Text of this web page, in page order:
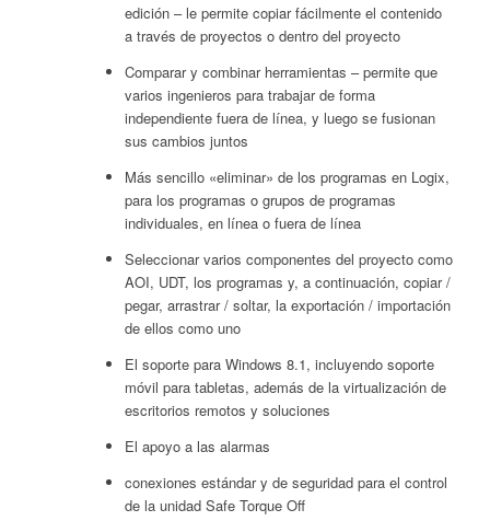
edición – le permite copiar fácilmente el contenido
a través de proyectos o dentro del proyecto
Comparar y combinar herramientas – permite que
varios ingenieros para trabajar de forma
independiente fuera de línea, y luego se fusionan
sus cambios juntos
Más sencillo «eliminar» de los programas en Logix,
para los programas o grupos de programas
individuales, en línea o fuera de línea
Seleccionar varios componentes del proyecto como
AOI, UDT, los programas y, a continuación, copiar /
pegar, arrastrar / soltar, la exportación / importación
de ellos como uno
El soporte para Windows 8.1, incluyendo soporte
móvil para tabletas, además de la virtualización de
escritorios remotos y soluciones
El apoyo a las alarmas
conexiones estándar y de seguridad para el control
de la unidad Safe Torque Off